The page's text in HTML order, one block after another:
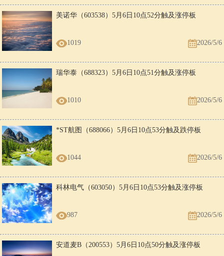
美诺华（603538）5月6日10点52分触及涨停板
1019 2026/5/6
瑞华泰（688323）5月6日10点51分触及涨停板
1010 2026/5/6
*ST航图（688066）5月6日10点53分触及跌停板
1044 2026/5/6
科林电气（603050）5月6日10点53分触及涨停板
987 2026/5/6
安道麦B（200553）5月6日10点50分触及涨停板